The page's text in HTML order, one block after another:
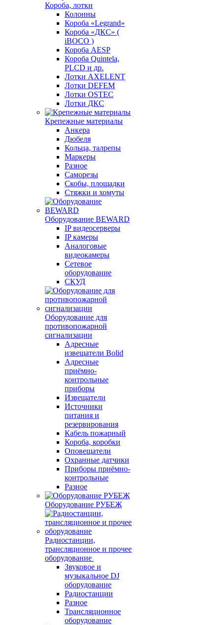
Короба, лотки
Колонны
Короба «Legrand»
Короба «ДКС» (
iBOCO )
Короба AESP
Короба Quintela,
PLCD и др.
Лотки AXELENT
Лотки DEFEM
Лотки OSTEC
Лотки ДКС
Крепежные материалы
Анкера
Дюбеля
Кольца, талрепы
Маркеры
Разное
Саморезы
Скобы, площадки
Стяжки и хомуты
Оборудование BEWARD
IP видеосерверы
IP камеры
Аналоговые
видеокамеры
Сетевое
оборудование
СКУД
Оборудование для
противопожарной
сигнализации
Адресные
извещатели Bolid
Адресные
приёмно-
контрольные
приборы
Извещатели
Источники
питания и
резервирования
Кабель пожарный
Короба, коробки
Оповещатели
Охранные датчики
Приборы приёмно-
контрольные
Разное
Оборудование РУБЕЖ
Радиостанции,
трансляционное и прочее
оборудование
Звуковое и
музыкальное DJ
оборудование
Радиостанции
Разное
Трансляционное
оборудование